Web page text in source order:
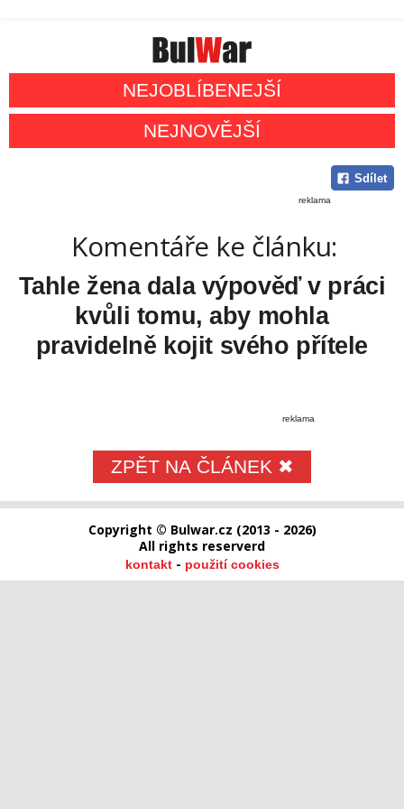
NEJOBLÍBENEJŠÍ
NEJNOVĚJŠÍ
Sdílet
reklama
Komentáře ke článku:
Tahle žena dala výpověď v práci
kvůli tomu, aby mohla
pravidelně kojit svého přítele
reklama
ZPĚT NA ČLÁNEK ✖
Copyright © Bulwar.cz (2013 - 2026)
All rights reserverd
kontakt- použití cookies